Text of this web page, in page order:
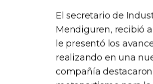
El secretario de
Mendiguren, recibió
le presentó los
realizando en una
compañía